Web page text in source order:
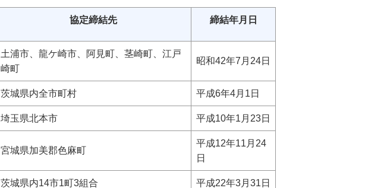
協定締結先 締結年月日
土浦市、龍ケ崎市、阿見町、茎崎町、江戸
崎町
昭和42年7月24日
茨城県内全市町村 平成6年4月1日
埼玉県北本市 平成10年1月23日
宮城県加美郡色麻町
平成12年11月24
日
茨城県内14市1町3組合 平成22年3月31日